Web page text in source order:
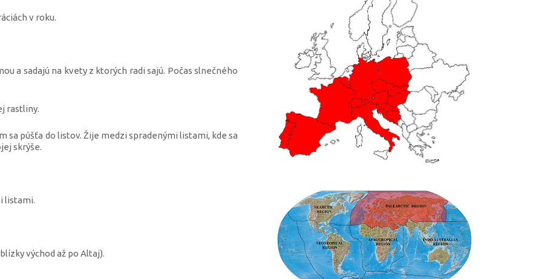
v roku.
a sadajú na kvety z ktorých radi sajú. Počas slnečného
rastliny.
sa púšťa do listov. Žije medzi spradenými listami, kde sa
skrýše.
listami.
východ až po Altaj).